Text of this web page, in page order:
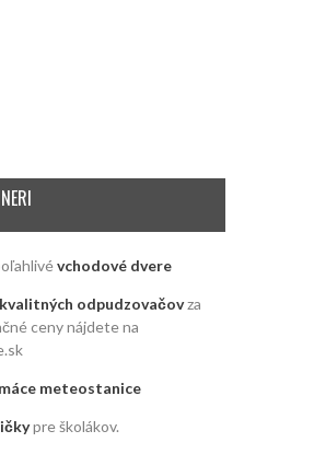
vchodové dvere
kvalitných odpudzovačovza
ceny nájdete na
meteostanice
pre školákov.